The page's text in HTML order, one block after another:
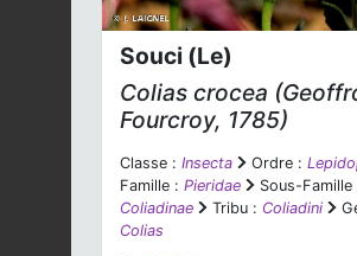
Souci (Le)
Colias crocea
Fourcroy, 1785)
Classe : Insecta Ordre :
Famille : Pieridae
Sous-Famille
Coliadinae
Tribu : Coliadini
Colias